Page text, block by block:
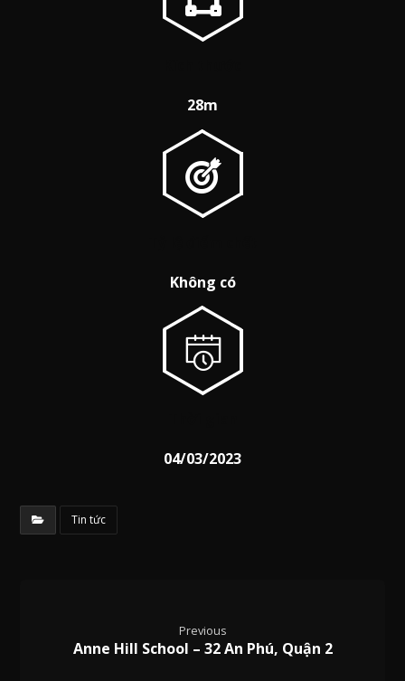
28m
Không có
04/03/2023
Tin tức
Previous
Anne Hill School – 32 An Phú, Quận 2